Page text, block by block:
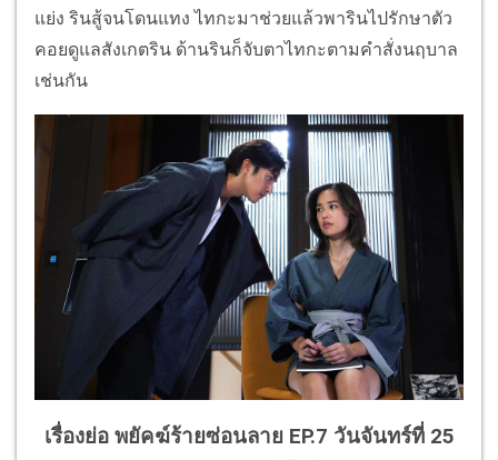
แย่ง รินสู้จนโดนแทง ไทกะมาช่วยแล้วพารินไปรักษาตัว
คอยดูแลสังเกตริน ด้านรินก็จับตาไทกะตามคำสั่งนฤบาล
เช่นกัน
เรื่องย่อ พยัคฆ์ร้ายซ่อนลาย EP.7 วันจันทร์ที่ 25